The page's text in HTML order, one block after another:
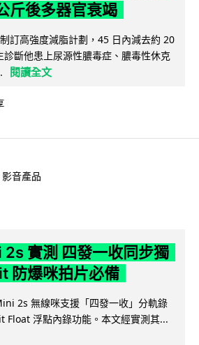
斤後多器官衰竭
訂高強度減脂計劃，45 日內減去約 20
診斷他患上尿源性膿毒症、膿毒性休克
閱讀全文
影音產品
實測 四發一收同步獨
防爆咪拍片必備
2s 無線咪支援「四發一收」分軌錄
Float 浮點內錄功能。本文經實測其...